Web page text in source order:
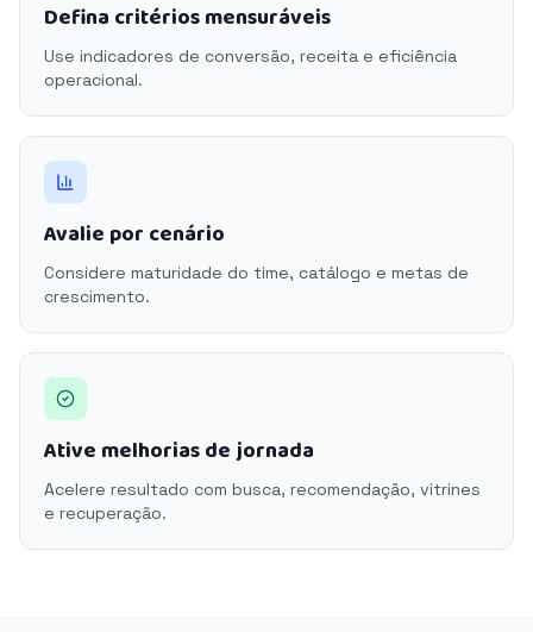
Defina critérios mensuráveis
Use indicadores de conversão, receita e eficiência
operacional.
Avalie por cenário
Considere maturidade do time, catálogo e metas de
crescimento.
Ative melhorias de jornada
Acelere resultado com busca, recomendação, vitrines
e recuperação.